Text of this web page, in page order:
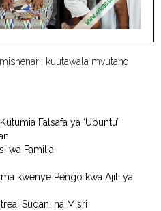
kuutawala mvutano
Falsafa ya ‘Ubuntu’
wa Familia
kwenye Pengo kwa Ajili ya
Sudan, na Misri